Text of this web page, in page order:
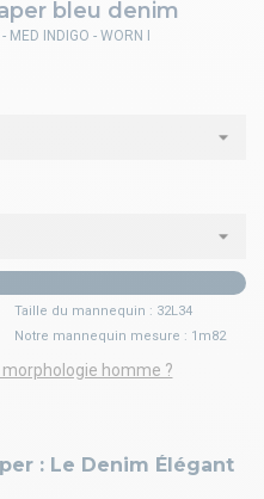
bleu denim
: Le Denim Élégant
Taille du mannequin : 32L34
Notre mannequin mesure : 1m82
homme ?
INDIGO - WORN I